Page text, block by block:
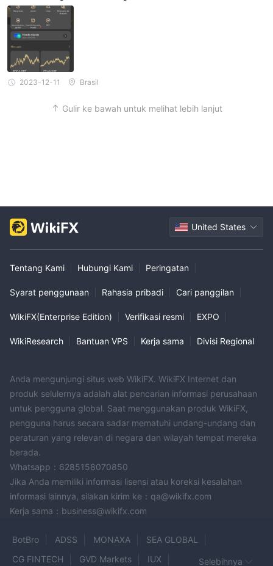
2023-12-11 Brasil
Gulir ke bawah untuk melihat lebih lanjut
United States
Tentang Kami Hubungi Kami Peringatan
Syarat penggunaan Rahasia pribadi Cari panggilan
WikiFX(Enterprise Edition) Verifikasi resmi EXPO
WikiResearch Bantuan VPS Kerja sama Divisi Regional
Anda mengunjungi situs web WikiFX. WikiFX Internet dan
produk selulernya adalah alat pencarian informasi perusahaan
untuk pengguna global. Saat menggunakan produk WikiFX,
pengguna harus secara sadar mematuhi undang-undang dan
peraturan yang relevan di negara dan wilayah tempat mereka
berada.
Whatsapp：6285158070850
Jika Anda memiliki informasi lisensi atau koreksi kesalahan
informasi lainnya, silakan kirim ke：qa@wikifx.com
Kerja sama：business@wikifx.com
BotBro ADSS MONAXA
SEA GLOBAL
CG FINTECH
GVD Markets IUX Selebihnya